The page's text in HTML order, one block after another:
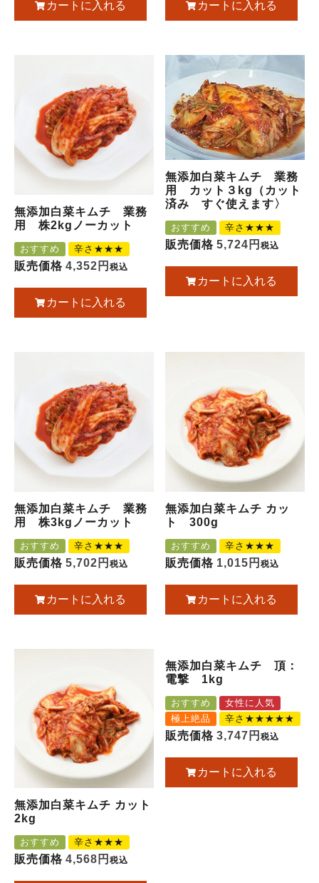
カートに入れる カートに入れる
無添加白菜キムチ 業務
用 株2kgノーカット
おすすめ 辛さ★★★
販売価格 4,352 税込
カートに入れる
無添加白菜キムチ 業務
用 カット３kg（カット
済み すぐ使えます〉
おすすめ 辛さ★★★
販売価格 5,724 税込
カートに入れる
無添加白菜キムチ 業務
用 株3kgノーカット
おすすめ 辛さ★★★
販売価格 5,702 税込
カートに入れる
無添加白菜キムチ カッ
ト 300g
おすすめ 辛さ★★★
販売価格 1,015 税込
カートに入れる
無添加白菜キムチ カット
2kg
おすすめ 辛さ★★★
販売価格 4,568 税込
無添加白菜キムチ 頂：
電撃 1kg
おすすめ
女性に人気
極上絶品
辛さ★★★★★
販売価格 3,747 税込
カートに入れる